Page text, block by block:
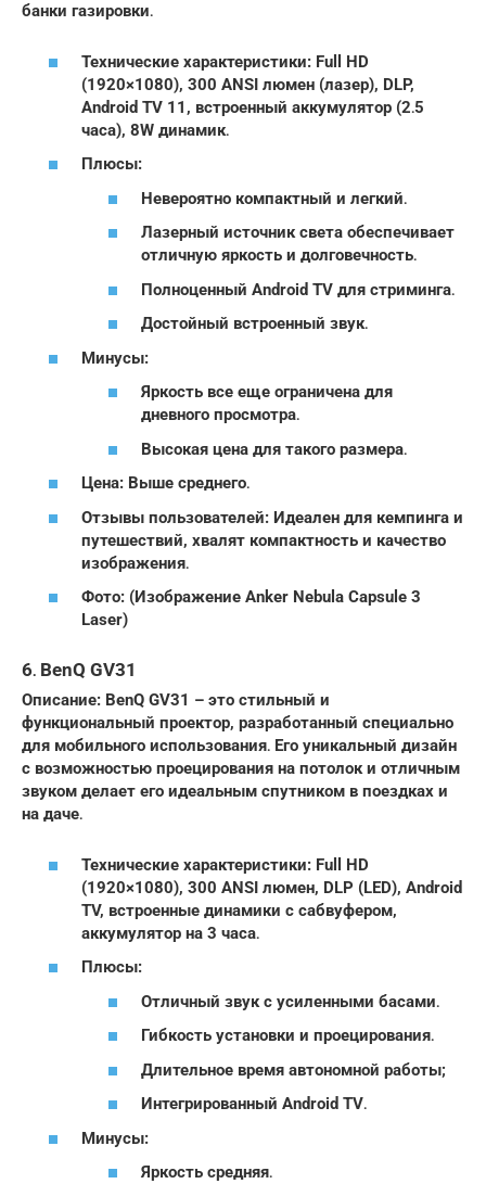
банки газировки․
Технические характеристики: Full HD
(1920×1080), 300 ANSI люмен (лазер), DLP,
Android TV 11, встроенный аккумулятор (2․5
часа), 8W динамик․
Плюсы:
Невероятно компактный и легкий․
Лазерный источник света обеспечивает
отличную яркость и долговечность․
Полноценный Android TV для стриминга․
Достойный встроенный звук․
Минусы:
Яркость все еще ограничена для
дневного просмотра․
Высокая цена для такого размера․
Цена: Выше среднего․
Отзывы пользователей: Идеален для кемпинга и
путешествий, хвалят компактность и качество
изображения․
Фото: (Изображение Anker Nebula Capsule 3
Laser)
6․ BenQ GV31
Описание: BenQ GV31 – это стильный и
функциональный проектор, разработанный специально
для мобильного использования․ Его уникальный дизайн
с возможностью проецирования на потолок и отличным
звуком делает его идеальным спутником в поездках и
на даче․
Технические характеристики: Full HD
(1920×1080), 300 ANSI люмен, DLP (LED), Android
TV, встроенные динамики с сабвуфером,
аккумулятор на 3 часа․
Плюсы:
Отличный звук с усиленными басами․
Гибкость установки и проецирования․
Длительное время автономной работы;
Интегрированный Android TV․
Минусы:
Яркость средняя․